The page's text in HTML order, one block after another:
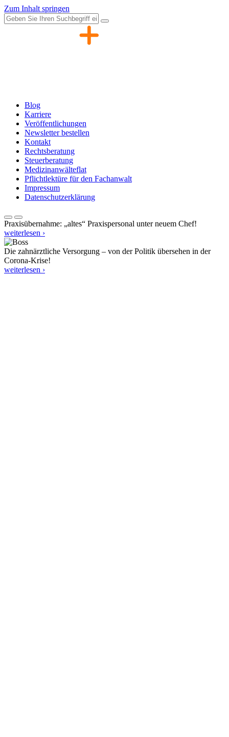
Zum Inhalt springen
Blog
Karriere
Veröffentlichungen
Newsletter bestellen
Kontakt
Rechtsberatung
Steuerberatung
Medizinanwälteflat
Pflichtlektüre für den Fachanwalt
Impressum
Datenschutzerklärung
Praxisübernahme: „altes“ Praxispersonal unter neuem Chef!
weiterlesen ›
Die zahnärztliche Versorgung – von der Politik übersehen in der
Corona-Krise!
weiterlesen ›